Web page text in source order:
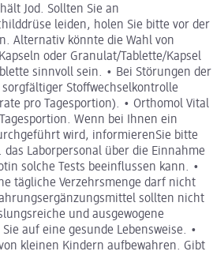
Jod. Sollten Sie an
leiden, holen Sie bitte vor der
Alternativ könnte die Wahl von
oder Granulat/Tablette/Kapsel
sinnvoll sein. • Bei Störungen der
Stoffwechselkontrolle
pro Tagesportion). • Orthomol Vital
Wenn bei Ihnen ein
wird, informierenSie bitte
das Laborpersonal über die Einnahme
solche Tests beeinflussen kann. •
tägliche Verzehrsmenge darf nicht
sollten nicht
und ausgewogene
auf eine gesunde Lebensweise. •
kleinen Kindern aufbewahren. Gibt